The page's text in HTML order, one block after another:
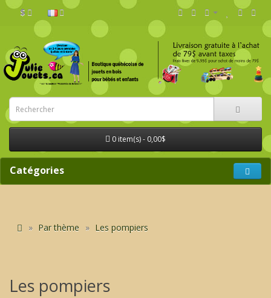
$
0 item(s) - 0,00$
Catégories
Par thème Les pompiers
Les pompiers